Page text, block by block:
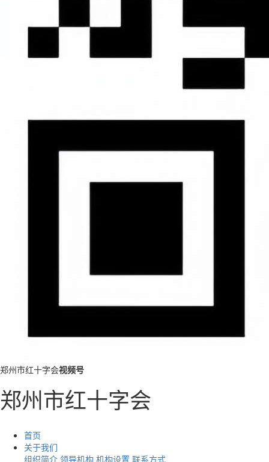
郑州市红十字会视频号
郑州市红十字会
首页
关于我们
组织简介 领导机构 机构设置 联系方式